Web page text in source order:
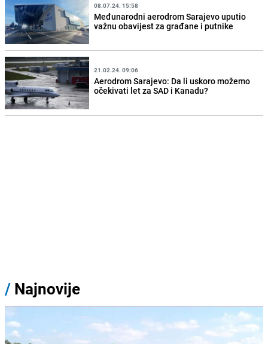
08.07.24. 15:58
Međunarodni aerodrom Sarajevo uputio
važnu obavijest za građane i putnike
21.02.24. 09:06
Aerodrom Sarajevo: Da li uskoro možemo
očekivati let za SAD i Kanadu?
/ Najnovije